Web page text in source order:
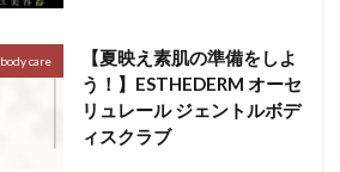
body care
【夏映え素肌の準備をしよ
う！】ESTHEDERM オーセ
リュレール ジェントルボデ
ィスクラブ